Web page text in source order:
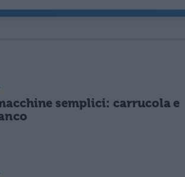
semplici: carrucola e